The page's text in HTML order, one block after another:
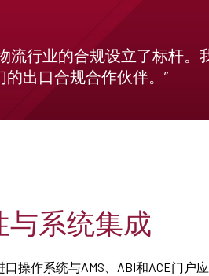
流行业的合规设立了标杆。
出口合规合作伙伴。”
与系统集成
口操作系统与AMS、ABI和ACE门户